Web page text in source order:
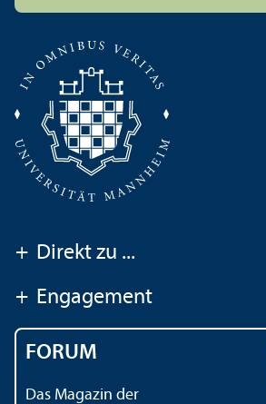
+ Direkt zu ...
+ Engagement
FORUM
Das Magazin der